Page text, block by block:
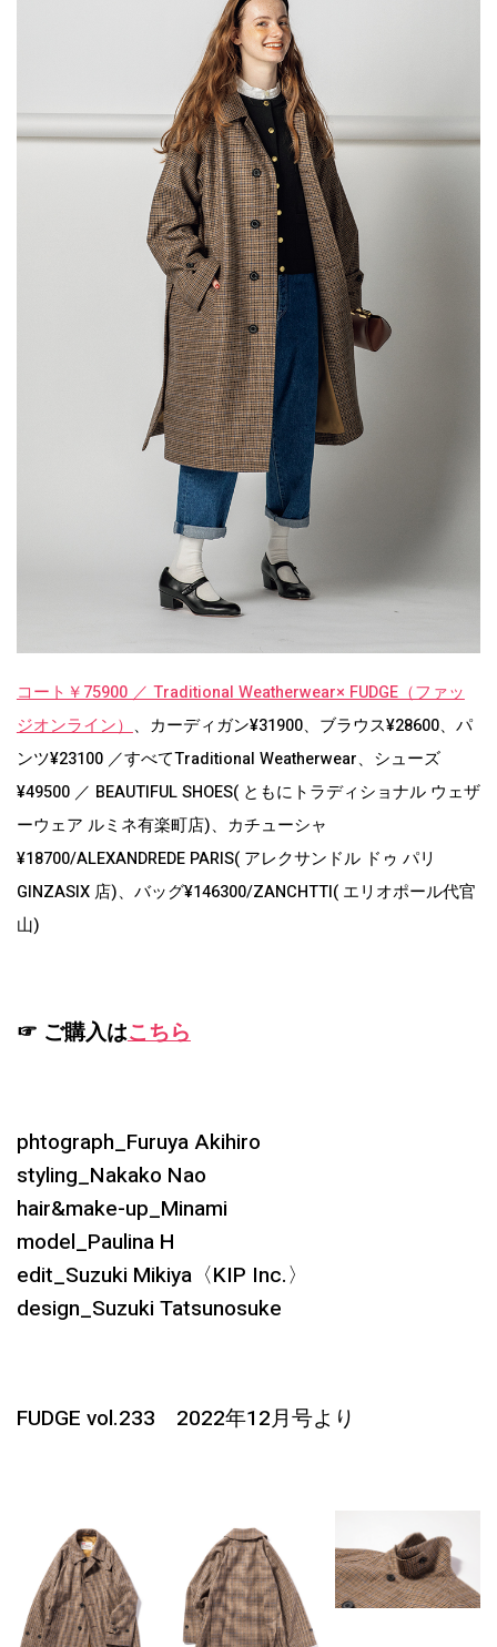
コート￥75900 ／ Traditional Weatherwear× FUDGE（ファッ
ジオンライン） 、カーディガン¥31900、ブラウス¥28600、パ
ンツ¥23100 ／すべてTraditional Weatherwear、シューズ
¥49500 ／ BEAUTIFUL SHOES( ともにトラディショナル ウェザ
ーウェア ルミネ有楽町店)、カチューシャ
¥18700/ALEXANDREDE PARIS( アレクサンドル ドゥ パリ
GINZASIX 店)、バッグ¥146300/ZANCHTTI( エリオポール代官
山)
☞ ご購入はこちら
phtograph_Furuya Akihiro
styling_Nakako Nao
hair&make-up_Minami
model_Paulina H
edit_Suzuki Mikiya〈KIP Inc.〉
design_Suzuki Tatsunosuke
FUDGE vol.233 2022年12月号より